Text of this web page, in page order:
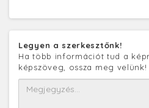
Legyen a szerkesztőnk!
Ha több információt tud a
képszöveg, ossza meg velünk!